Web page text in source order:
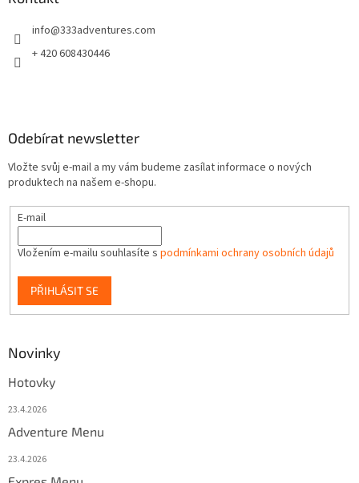
s
info@333adventures.com
+ 420 608430446
Odebírat newsletter
Vložte svůj e-mail a my vám budeme zasílat informace o nových
produktech na našem e-shopu.
E-mail
Vložením e-mailu souhlasíte s podmínkami ochrany osobních údajů
PŘIHLÁSIT SE
Novinky
Hotovky
23.4.2026
Adventure Menu
23.4.2026